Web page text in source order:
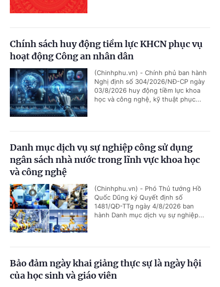
Chính sách huy động tiềm lực KHCN phục vụ
hoạt động Công an nhân dân
(Chinhphu.vn) - Chính phủ ban hành
Nghị định số 304/2026/NĐ-CP ngày
03/8/2026 huy động tiềm lực khoa
học và công nghệ, kỹ thuật phục...
Danh mục dịch vụ sự nghiệp công sử dụng
ngân sách nhà nước trong lĩnh vực khoa học
và công nghệ
(Chinhphu.vn) - Phó Thủ tướng Hồ
Quốc Dũng ký Quyết định số
1481/QĐ-TTg ngày 4/8/2026 ban
hành Danh mục dịch vụ sự nghiệp...
Bảo đảm ngày khai giảng thực sự là ngày hội
của học sinh và giáo viên